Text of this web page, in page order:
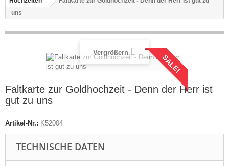
uns
SALE!
Vergrößern
Faltkarte zur Goldhochzeit - Denn der Herr ist
gut zu uns
Artikel-Nr.: K52004
TECHNISCHE DATEN